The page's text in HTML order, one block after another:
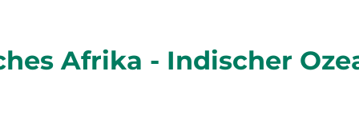
Afrika - Indischer